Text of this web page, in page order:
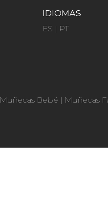
IDIOMAS
ES | PT
Muñecas Bebé | Muñecas